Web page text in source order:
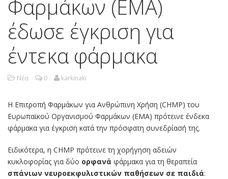
Φαρμάκων (ΕΜΑ)
έδωσε έγκριση για
έντεκα φάρμακα
Νέα 0 karkinaki
Η Επιτροπή Φαρμάκων για Ανθρώπινη Χρήση (CHMP) του
Ευρωπαϊκού Οργανισμού Φαρμάκων (ΕΜΑ) πρότεινε ένδεκα
φάρμακα για έγκριση κατά την πρόσφατη συνεδρίασή της.
Ειδικότερα, η CHMP πρότεινε τη χορήγηση αδειών
κυκλοφορίας για δύο ορφανά φάρμακα για τη θεραπεία
σπάνιων νευροεκφυλιστικών παθήσεων σε παιδιά: